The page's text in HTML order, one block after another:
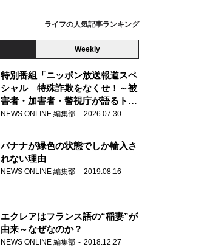
ライフの人気記事ランキング
Weekly
特別番組「ニッポン放送報道スペ
シャル 特殊詐欺をなくせ！～被
害者・加害者・警視庁が語るトク
リュウの実態～」放送
NEWS ONLINE 編集部 2026.07.30
バナナが緑色の状態でしか輸入さ
れない理由
NEWS ONLINE 編集部 2019.08.16
エクレアはフランス語の“稲妻”が
由来～なぜなのか？
NEWS ONLINE 編集部 2018.12.27